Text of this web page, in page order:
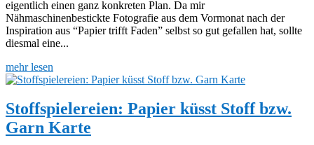
eigentlich einen ganz konkreten Plan. Da mir
Nähmaschinenbestickte Fotografie aus dem Vormonat nach der
Inspiration aus “Papier trifft Faden” selbst so gut gefallen hat, sollte
diesmal eine...
mehr lesen
Stoffspielereien: Papier küsst Stoff bzw.
Garn Karte